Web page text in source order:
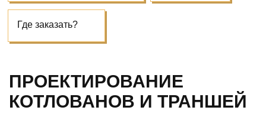
Где заказать?
ПРОЕКТИРОВАНИЕ
КОТЛОВАНОВ И ТРАНШЕЙ